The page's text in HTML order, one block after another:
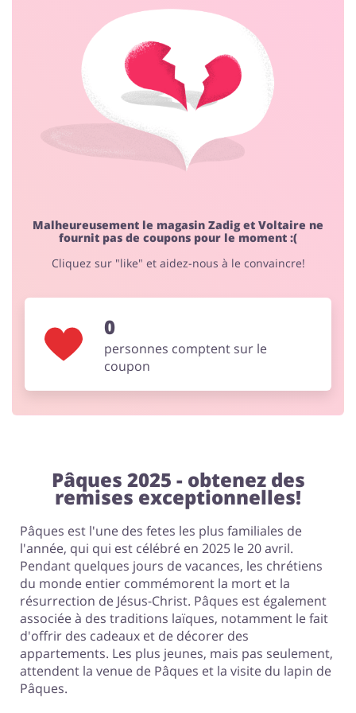
Animaux Chaussures
Malheureusement le magasin Zadig et Voltaire ne
fournit pas de coupons pour le moment :(
Cliquez sur "like" et aidez-nous à le convaincre!
0
personnes comptent sur le
coupon
Pâques 2025 - obtenez des
remises exceptionnelles!
Pâques est l'une des fetes les plus familiales de
l'année, qui qui est célébré en 2025 le 20 avril.
Pendant quelques jours de vacances, les chrétiens
du monde entier commémorent la mort et la
résurrection de Jésus-Christ. Pâques est également
associée à des traditions laïques, notamment le fait
d'offrir des cadeaux et de décorer des
appartements. Les plus jeunes, mais pas seulement,
attendent la venue de Pâques et la visite du lapin de
Pâques.